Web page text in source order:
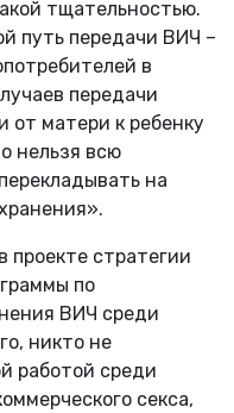
тщательностью.
путь передачи ВИЧ –
в
передачи
от матери к ребенку
нельзя всю
на
проекте стратегии
по
ВИЧ среди
никто не
работой среди
секса,